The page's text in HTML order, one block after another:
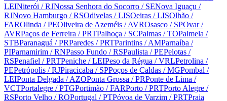
LEINiterói / RJNossa Senhora do Socorro / SENova Iguaçu /
RJNovo Hamburgo / RSOdivelas / LISOeiras / LISOlhão /
FAROlinda / PEOliveira de Azeméis / AVROsasco / SPOvar/
AVRPaços de Ferreira / PRTPalhoça / SCPalmas / TOPalmela /
STBParanaguá / PRParedes / PRTParintins / AMParnaíba /
PIParnamirim / RNPasso Fundo / RSPaulista / PEPelotas /
RSPenafiel / PRTPeniche / LEIPeso da Régua / VRLPetrolina /
PEPetrópolis / RJPiracicaba / SPPoços de Caldas / MGPombal /
LEIPonta Delgada / AZOPonta Grossa / PRPonte de Lima /
VCTPortalegre / PTGPortimão / FARPorto / PRTPorto Alegre /
RSPorto Velho / ROPortugal / PTPóvoa de Varzim / PRTPraia